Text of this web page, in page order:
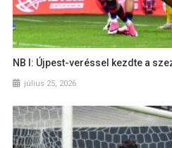
NB I: Újpest-veréssel kezdte a
július 25, 2026